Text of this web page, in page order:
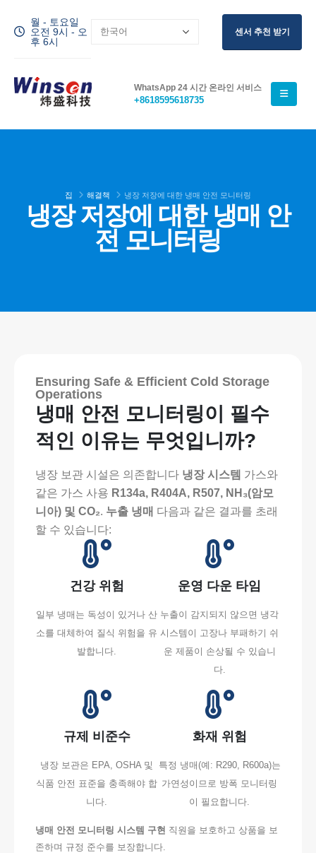
월 - 토요일
오전 9시 - 오
후 6시
센서 추천 받기
WhatsApp 24 시간 온라인 서비스
+8618595618735
집 해결책 냉장 저장에 대한 냉매 안전 모니터링
냉장 저장에 대한 냉매 안
전 모니터링
Ensuring Safe & Efficient Cold Storage
Operations
냉매 안전 모니터링이 필수
적인 이유는 무엇입니까?
냉장 보관 시설은 의존합니다 냉장 시스템 가스와
같은 가스 사용 R134a, R404A, R507, NH₃(암모
니아) 및 CO₂. 누출 냉매 다음과 같은 결과를 초래
할 수 있습니다:
건강 위험
일부 냉매는 독성이 있거나 산
소를 대체하여 질식 위험을 유
발합니다.
운영 다운 타임
누출이 감지되지 않으면 냉각
시스템이 고장나 부패하기 쉬
운 제품이 손상될 수 있습니
다.
규제 비준수
냉장 보관은 EPA, OSHA 및
식품 안전 표준을 충족해야 합
니다.
화재 위험
특정 냉매(예: R290, R600a)는
가연성이므로 방폭 모니터링
이 필요합니다.
냉매 안전 모니터링 시스템 구현 직원을 보호하고 상품을 보
존하며 규정 준수를 보장합니다.